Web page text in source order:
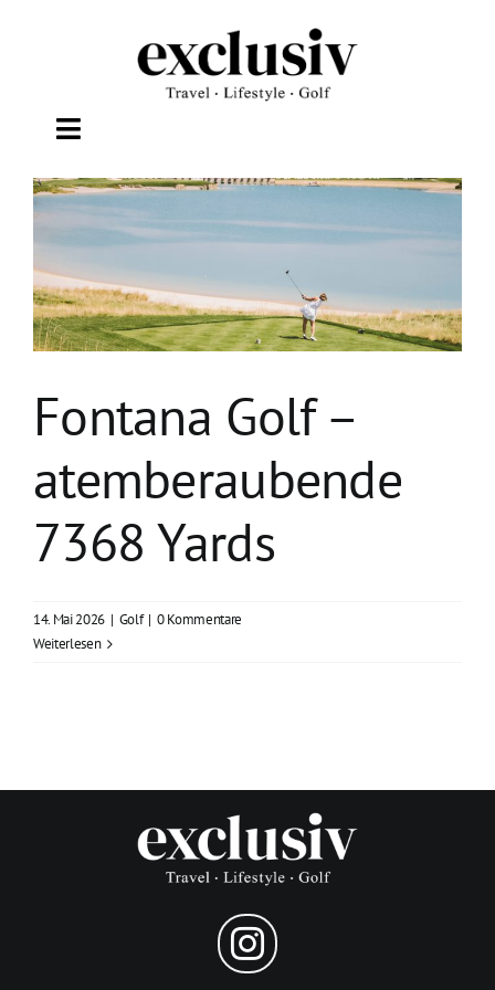
Toggle
Navigation
TRAVEL
LIFESTYLE
WELLNESS
GOLF
Fontana Golf –
atemberaubende
7368 Yards
14. Mai 2026 | Golf | 0 Kommentare
Weiterlesen